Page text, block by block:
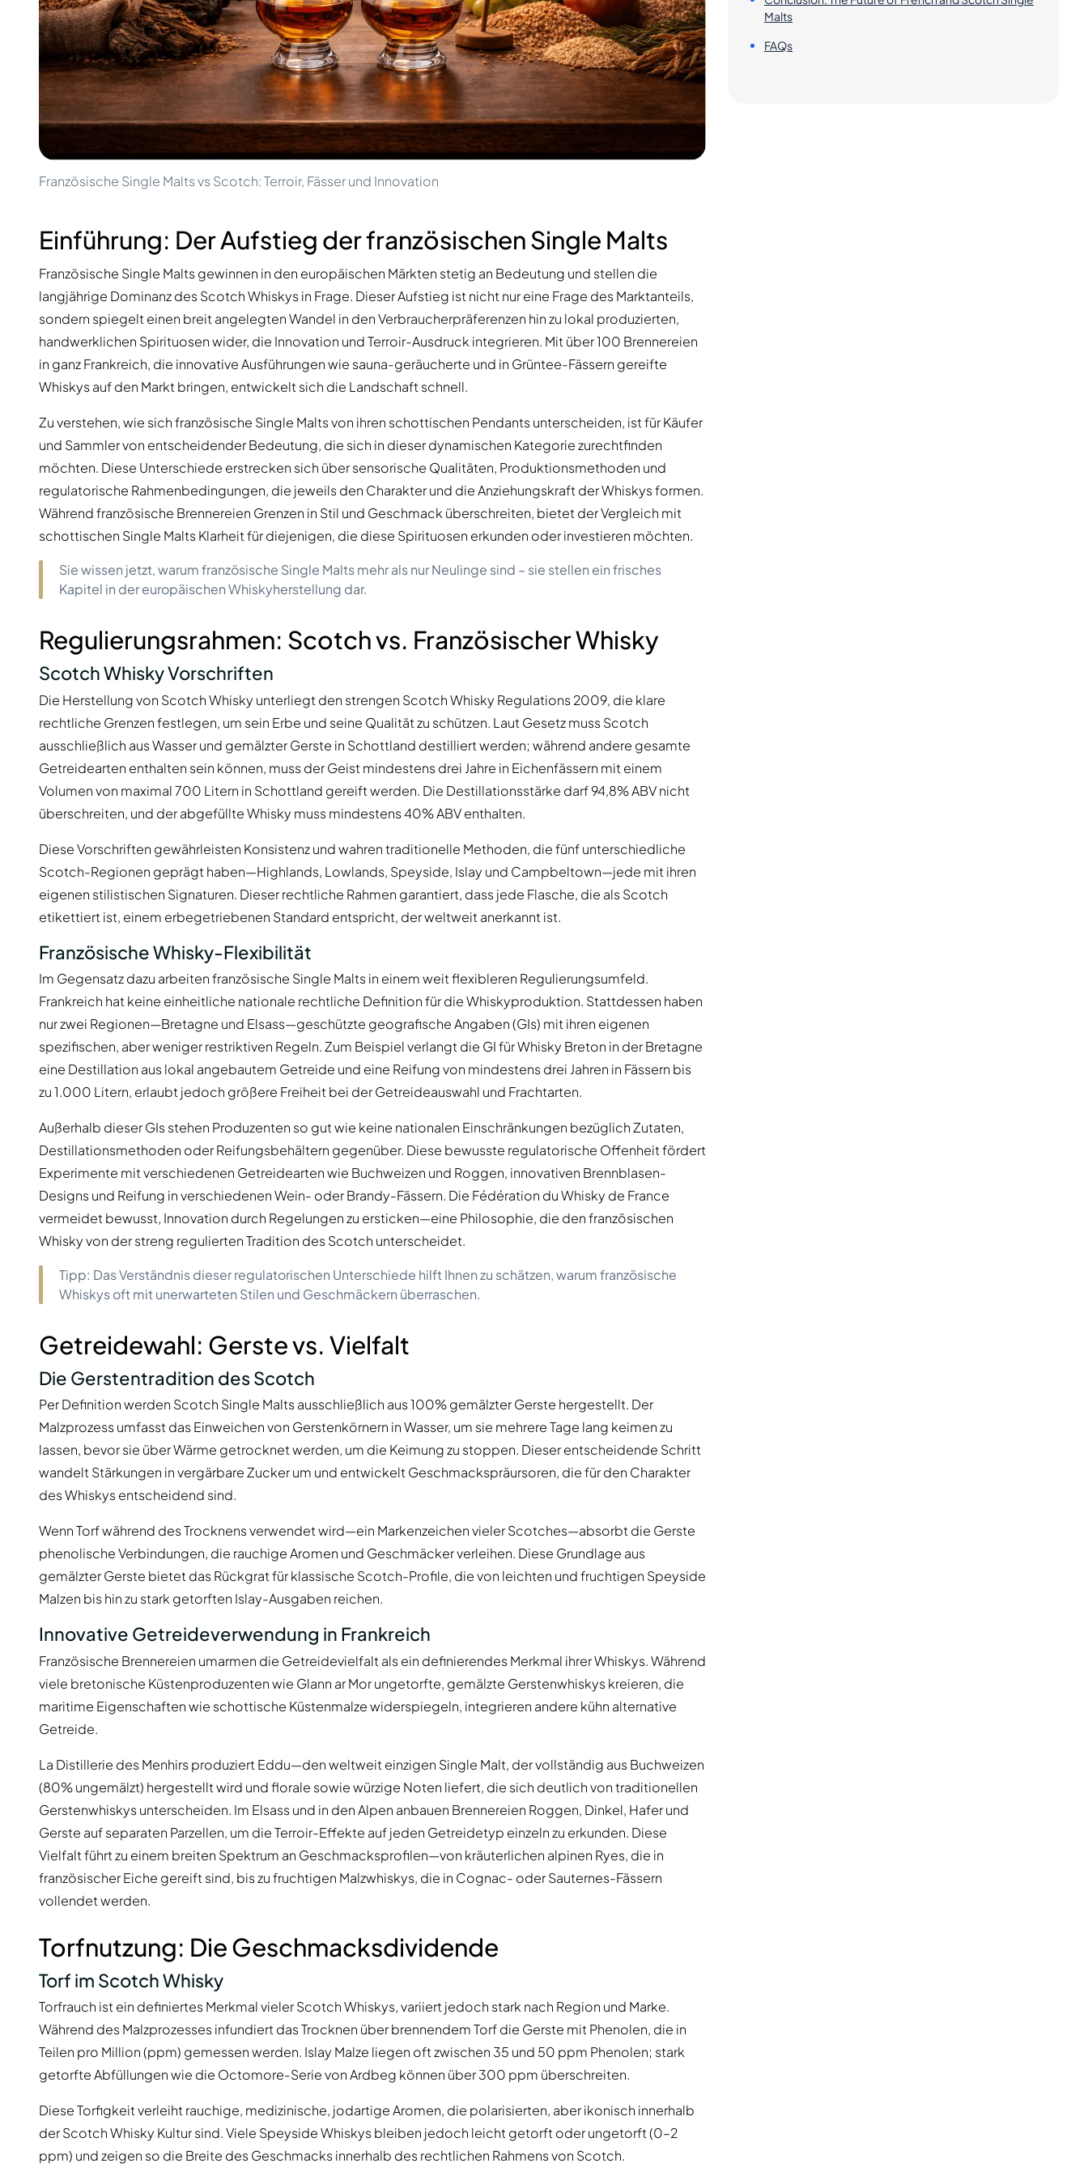
200-500€
Kommende Veröffentlichungen
Kollektionen
Kundenfavoriten
Limitierte Auflagen
Geschlossene Brennerei
Süßer Whisky
Diplomatico
Don Julio
Gin Mare
Mangabeiras
Hennessy
Martell
Monkey 47
Remy Martin
Ron Zacapa
Französische Single Malts vs Scotch: Terroir, Fässer und Innovation
Einführung: Der Aufstieg der französischen Single Malts
Französische Single Malts gewinnen in den europäischen Märkten stetig an Bedeutung und stellen die
langjährige Dominanz des Scotch Whiskys in Frage. Dieser Aufstieg ist nicht nur eine Frage des Marktanteils,
sondern spiegelt einen breit angelegten Wandel in den Verbraucherpräferenzen hin zu lokal produzierten,
handwerklichen Spirituosen wider, die Innovation und Terroir-Ausdruck integrieren. Mit über 100 Brennereien
in ganz Frankreich, die innovative Ausführungen wie sauna-geräucherte und in Grüntee-Fässern gereifte
Whiskys auf den Markt bringen, entwickelt sich die Landschaft schnell.
Zu verstehen, wie sich französische Single Malts von ihren schottischen Pendants unterscheiden, ist für Käufer
und Sammler von entscheidender Bedeutung, die sich in dieser dynamischen Kategorie zurechtfinden
möchten. Diese Unterschiede erstrecken sich über sensorische Qualitäten, Produktionsmethoden und
regulatorische Rahmenbedingungen, die jeweils den Charakter und die Anziehungskraft der Whiskys formen.
Während französische Brennereien Grenzen in Stil und Geschmack überschreiten, bietet der Vergleich mit
schottischen Single Malts Klarheit für diejenigen, die diese Spirituosen erkunden oder investieren möchten.
Sie wissen jetzt, warum französische Single Malts mehr als nur Neulinge sind – sie stellen ein frisches
Kapitel in der europäischen Whiskyherstellung dar.
Regulierungsrahmen: Scotch vs. Französischer Whisky
Scotch Whisky Vorschriften
Die Herstellung von Scotch Whisky unterliegt den strengen Scotch Whisky Regulations 2009, die klare
rechtliche Grenzen festlegen, um sein Erbe und seine Qualität zu schützen. Laut Gesetz muss Scotch
ausschließlich aus Wasser und gemälzter Gerste in Schottland destilliert werden; während andere gesamte
Getreidearten enthalten sein können, muss der Geist mindestens drei Jahre in Eichenfässern mit einem
Volumen von maximal 700 Litern in Schottland gereift werden. Die Destillationsstärke darf 94,8% ABV nicht
überschreiten, und der abgefüllte Whisky muss mindestens 40% ABV enthalten.
Diese Vorschriften gewährleisten Konsistenz und wahren traditionelle Methoden, die fünf unterschiedliche
Scotch-Regionen geprägt haben—Highlands, Lowlands, Speyside, Islay und Campbeltown—jede mit ihren
eigenen stilistischen Signaturen. Dieser rechtliche Rahmen garantiert, dass jede Flasche, die als Scotch
etikettiert ist, einem erbegetriebenen Standard entspricht, der weltweit anerkannt ist.
Französische Whisky-Flexibilität
Im Gegensatz dazu arbeiten französische Single Malts in einem weit flexibleren Regulierungsumfeld.
Frankreich hat keine einheitliche nationale rechtliche Definition für die Whiskyproduktion. Stattdessen haben
nur zwei Regionen—Bretagne und Elsass—geschützte geografische Angaben (GIs) mit ihren eigenen
spezifischen, aber weniger restriktiven Regeln. Zum Beispiel verlangt die GI für Whisky Breton in der Bretagne
eine Destillation aus lokal angebautem Getreide und eine Reifung von mindestens drei Jahren in Fässern bis
zu 1.000 Litern, erlaubt jedoch größere Freiheit bei der Getreideauswahl und Frachtarten.
Außerhalb dieser GIs stehen Produzenten so gut wie keine nationalen Einschränkungen bezüglich Zutaten,
Destillationsmethoden oder Reifungsbehältern gegenüber. Diese bewusste regulatorische Offenheit fördert
Experimente mit verschiedenen Getreidearten wie Buchweizen und Roggen, innovativen Brennblasen-
Designs und Reifung in verschiedenen Wein- oder Brandy-Fässern. Die Fédération du Whisky de France
vermeidet bewusst, Innovation durch Regelungen zu ersticken—eine Philosophie, die den französischen
Whisky von der streng regulierten Tradition des Scotch unterscheidet.
Tipp: Das Verständnis dieser regulatorischen Unterschiede hilft Ihnen zu schätzen, warum französische
Whiskys oft mit unerwarteten Stilen und Geschmäckern überraschen.
Getreidewahl: Gerste vs. Vielfalt
Die Gerstentradition des Scotch
Per Definition werden Scotch Single Malts ausschließlich aus 100% gemälzter Gerste hergestellt. Der
Malzprozess umfasst das Einweichen von Gerstenkörnern in Wasser, um sie mehrere Tage lang keimen zu
lassen, bevor sie über Wärme getrocknet werden, um die Keimung zu stoppen. Dieser entscheidende Schritt
wandelt Stärkungen in vergärbare Zucker um und entwickelt Geschmackspräursoren, die für den Charakter
des Whiskys entscheidend sind.
Wenn Torf während des Trocknens verwendet wird—ein Markenzeichen vieler Scotches—absorbt die Gerste
phenolische Verbindungen, die rauchige Aromen und Geschmäcker verleihen. Diese Grundlage aus
gemälzter Gerste bietet das Rückgrat für klassische Scotch-Profile, die von leichten und fruchtigen Speyside
Malzen bis hin zu stark getorften Islay-Ausgaben reichen.
Innovative Getreideverwendung in Frankreich
Französische Brennereien umarmen die Getreidevielfalt als ein definierendes Merkmal ihrer Whiskys. Während
viele bretonische Küstenproduzenten wie Glann ar Mor ungetorfte, gemälzte Gerstenwhiskys kreieren, die
maritime Eigenschaften wie schottische Küstenmalze widerspiegeln, integrieren andere kühn alternative
Getreide.
La Distillerie des Menhirs produziert Eddu—den weltweit einzigen Single Malt, der vollständig aus Buchweizen
(80% ungemälzt) hergestellt wird und florale sowie würzige Noten liefert, die sich deutlich von traditionellen
Gerstenwhiskys unterscheiden. Im Elsass und in den Alpen anbauen Brennereien Roggen, Dinkel, Hafer und
Gerste auf separaten Parzellen, um die Terroir-Effekte auf jeden Getreidetyp einzeln zu erkunden. Diese
Vielfalt führt zu einem breiten Spektrum an Geschmacksprofilen—von kräuterlichen alpinen Ryes, die in
französischer Eiche gereift sind, bis zu fruchtigen Malzwhiskys, die in Cognac- oder Sauternes-Fässern
vollendet werden.
Torfnutzung: Die Geschmacksdividende
Torf im Scotch Whisky
Torfrauch ist ein definiertes Merkmal vieler Scotch Whiskys, variiert jedoch stark nach Region und Marke.
Während des Malzprozesses infundiert das Trocknen über brennendem Torf die Gerste mit Phenolen, die in
Teilen pro Million (ppm) gemessen werden. Islay Malze liegen oft zwischen 35 und 50 ppm Phenolen; stark
getorfte Abfüllungen wie die Octomore-Serie von Ardbeg können über 300 ppm überschreiten.
Diese Torfigkeit verleiht rauchige, medizinische, jodartige Aromen, die polarisierten, aber ikonisch innerhalb
der Scotch Whisky Kultur sind. Viele Speyside Whiskys bleiben jedoch leicht getorft oder ungetorft (0–2
ppm) und zeigen so die Breite des Geschmacks innerhalb des rechtlichen Rahmens von Scotch.
Malts
FAQs